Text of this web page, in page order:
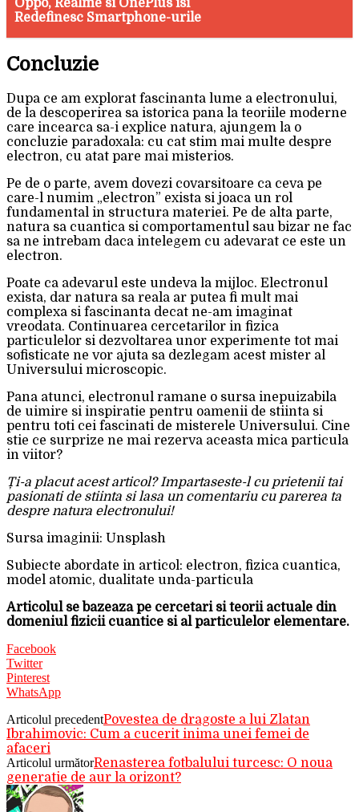
Redefinesc Smartphone-urile
Concluzie
Dupa ce am explorat fascinanta lume a electronului,
de la descoperirea sa istorica pana la teoriile moderne
care incearca sa-i explice natura, ajungem la o
concluzie paradoxala: cu cat stim mai multe despre
electron, cu atat pare mai misterios.
Pe de o parte, avem dovezi covarsitoare ca ceva pe
care-l numim „electron” exista si joaca un rol
fundamental in structura materiei. Pe de alta parte,
natura sa cuantica si comportamentul sau bizar ne fac
sa ne intrebam daca intelegem cu adevarat ce este un
electron.
Poate ca adevarul este undeva la mijloc. Electronul
exista, dar natura sa reala ar putea fi mult mai
complexa si fascinanta decat ne-am imaginat
vreodata. Continuarea cercetarilor in fizica
particulelor si dezvoltarea unor experimente tot mai
sofisticate ne vor ajuta sa dezlegam acest mister al
Universului microscopic.
Pana atunci, electronul ramane o sursa inepuizabila
de uimire si inspiratie pentru oamenii de stiinta si
pentru toti cei fascinati de misterele Universului. Cine
stie ce surprize ne mai rezerva aceasta mica particula
in viitor?
Ți-a placut acest articol? Impartaseste-l cu prietenii tai
pasionati de stiinta si lasa un comentariu cu parerea ta
despre natura electronului!
Sursa imaginii: Unsplash
Subiecte abordate in articol: electron, fizica cuantica,
model atomic, dualitate unda-particula
Articolul se bazeaza pe cercetari si teorii actuale din
domeniul fizicii cuantice si al particulelor elementare.
Facebook
Twitter
Pinterest
WhatsApp
Articolul precedentPovestea de dragoste a lui Zlatan
Ibrahimovic: Cum a cucerit inima unei femei de
afaceri
Articolul următorRenasterea fotbalului turcesc: O noua
generatie de aur la orizont?